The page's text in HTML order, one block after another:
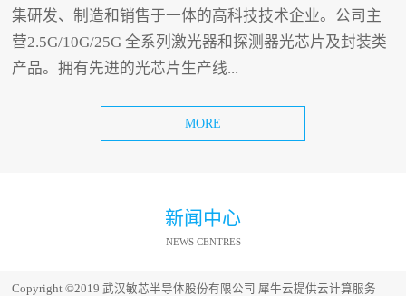
集研发、制造和销售于一体的高科技技术企业。公司主
营2.5G/10G/25G 全系列激光器和探测器光芯片及封装类
产品。拥有先进的光芯片生产线...
MORE
新闻中心
NEWS CENTRES
Copyright ©2019 武汉敏芯半导体股份有限公司 犀牛云提供云计算服务